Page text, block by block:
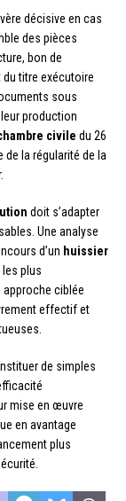
décisive en cas
des pièces
bon de
titre exécutoire
sous
production
civile du 26
de la régularité de la
doit s’adapter
Une analyse
d’un huissier
les plus
approche ciblée
effectif et
de simples
mise en œuvre
en avantage
plus